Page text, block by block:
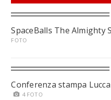
SpaceBalls The Almighty
FOTO
Conferenza stampa
4 FOTO